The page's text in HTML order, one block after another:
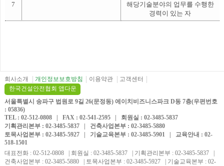
7
해당기술분야의 업무를 수행한
경력이 있는 자
회사소개 개인정보보호방침 이용약관
고객센터
한국건설안전협회 앱다운
서울특별시 송파구 법원로 9길 26(문정동) 에이치비즈니스파크 D동 7층(우편번호
: 05836)
TEL : 02-512-0808 | FAX : 02-541-2595 | 회원실 : 02-3485-5837
기획관리본부 : 02-3485-5837 | 건축사업본부 : 02-3485-5880
토목사업본부 : 02-3485-5927 | 기술교육본부 : 02-3485-5901 | 교육안내 : 02-
518-1501
대표전화 : 02-512-0808 | 회원실 : 02-3485-5837 | 기획관리본부 : 02-3485-5837 |
건축사업본부 : 02-3485-5880 | 토목사업본부 : 02-3485-5927 | 기술교육본부 : 02-